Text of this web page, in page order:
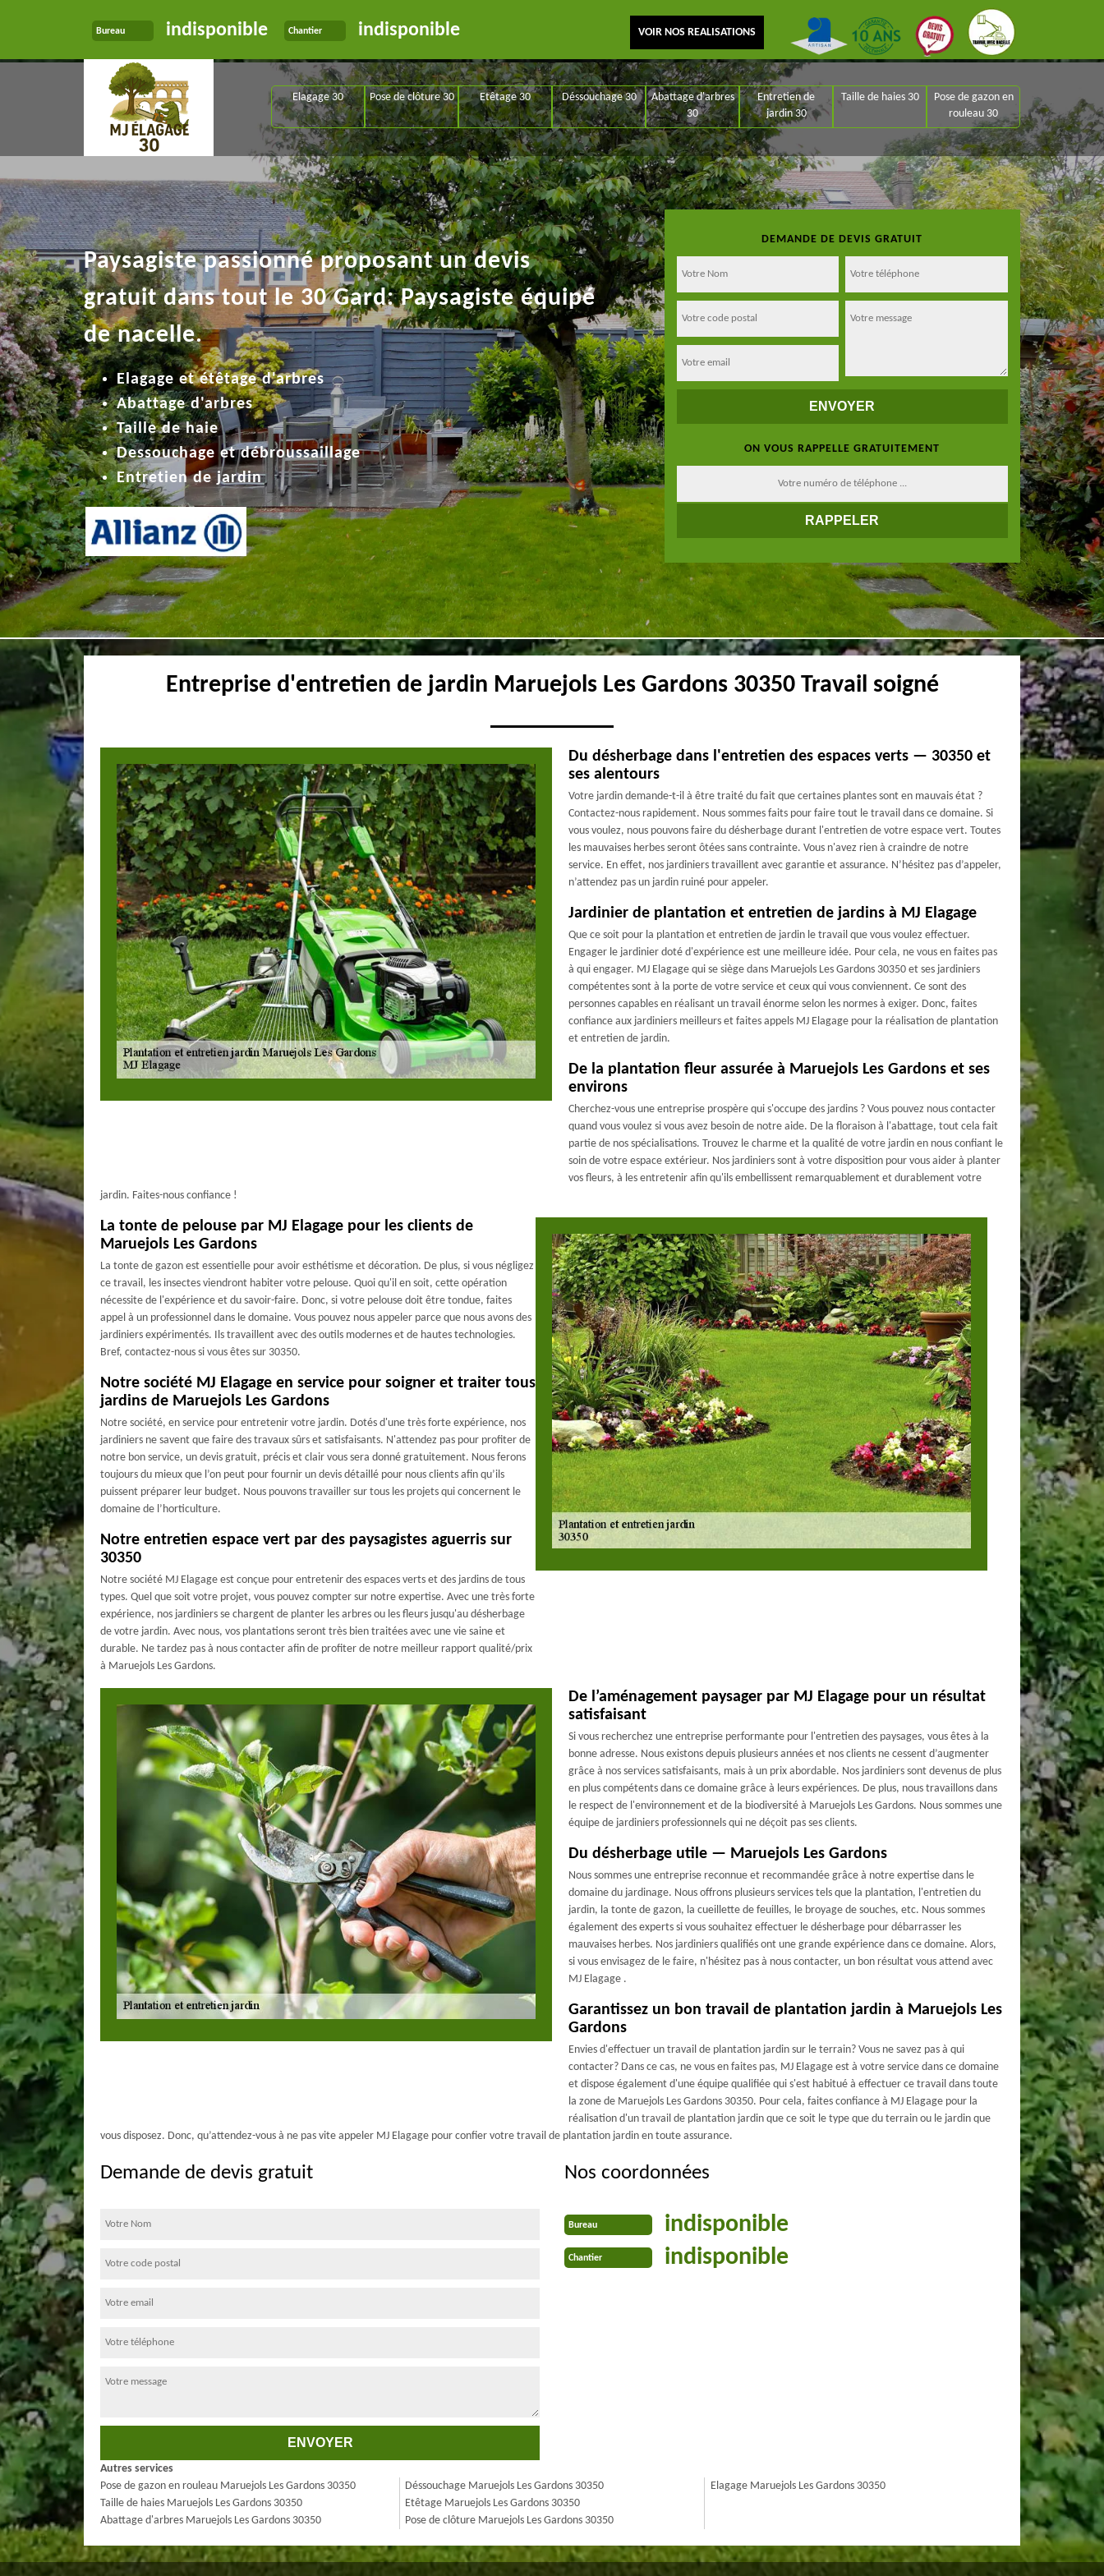
Bureau indisponible Chantier indisponible VOIR NOS REALISATIONS
Elagage 30 Pose de clôture 30 Etêtage 30 Déssouchage 30
Abattage d'arbres
30
Entretien de
jardin 30
Taille de haies 30
Pose de gazon en
rouleau 30
DEMANDE DE DEVIS GRATUIT
ON VOUS RAPPELLE GRATUITEMENT
Paysagiste passionné proposant un devis
gratuit dans tout le 30 Gard: Paysagiste équipé
de nacelle.
Elagage et étêtage d'arbres
Abattage d'arbres
Taille de haie
Dessouchage et débroussaillage
Entretien de jardin
Entreprise d'entretien de jardin Maruejols Les Gardons 30350 Travail soigné
Du désherbage dans l'entretien des espaces verts — 30350 et
ses alentours
Votre jardin demande-t-il à être traité du fait que certaines plantes sont en mauvais état ?
Contactez-nous rapidement. Nous sommes faits pour faire tout le travail dans ce domaine. Si
vous voulez, nous pouvons faire du désherbage durant l'entretien de votre espace vert. Toutes
les mauvaises herbes seront ôtées sans contrainte. Vous n'avez rien à craindre de notre
service. En effet, nos jardiniers travaillent avec garantie et assurance. N’hésitez pas d’appeler,
n’attendez pas un jardin ruiné pour appeler.
Jardinier de plantation et entretien de jardins à MJ Elagage
Que ce soit pour la plantation et entretien de jardin le travail que vous voulez effectuer.
Engager le jardinier doté d'expérience est une meilleure idée. Pour cela, ne vous en faites pas
à qui engager. MJ Elagage qui se siège dans Maruejols Les Gardons 30350 et ses jardiniers
compétentes sont à la porte de votre service et ceux qui vous conviennent. Ce sont des
personnes capables en réalisant un travail énorme selon les normes à exiger. Donc, faites
confiance aux jardiniers meilleurs et faites appels MJ Elagage pour la réalisation de plantation
et entretien de jardin.
De la plantation fleur assurée à Maruejols Les Gardons et ses
environs
Cherchez-vous une entreprise prospère qui s'occupe des jardins ? Vous pouvez nous contacter
quand vous voulez si vous avez besoin de notre aide. De la floraison à l'abattage, tout cela fait
partie de nos spécialisations. Trouvez le charme et la qualité de votre jardin en nous confiant le
soin de votre espace extérieur. Nos jardiniers sont à votre disposition pour vous aider à planter
vos fleurs, à les entretenir afin qu'ils embellissent remarquablement et durablement votre
jardin. Faites-nous confiance !
La tonte de pelouse par MJ Elagage pour les clients de
Maruejols Les Gardons
La tonte de gazon est essentielle pour avoir esthétisme et décoration. De plus, si vous négligez
ce travail, les insectes viendront habiter votre pelouse. Quoi qu'il en soit, cette opération
nécessite de l'expérience et du savoir-faire. Donc, si votre pelouse doit être tondue, faites
appel à un professionnel dans le domaine. Vous pouvez nous appeler parce que nous avons des
jardiniers expérimentés. Ils travaillent avec des outils modernes et de hautes technologies.
Bref, contactez-nous si vous êtes sur 30350.
Notre société MJ Elagage en service pour soigner et traiter tous
jardins de Maruejols Les Gardons
Notre société, en service pour entretenir votre jardin. Dotés d'une très forte expérience, nos
jardiniers ne savent que faire des travaux sûrs et satisfaisants. N'attendez pas pour profiter de
notre bon service, un devis gratuit, précis et clair vous sera donné gratuitement. Nous ferons
toujours du mieux que l’on peut pour fournir un devis détaillé pour nous clients afin qu’ils
puissent préparer leur budget. Nous pouvons travailler sur tous les projets qui concernent le
domaine de l’horticulture.
Notre entretien espace vert par des paysagistes aguerris sur
30350
Notre société MJ Elagage est conçue pour entretenir des espaces verts et des jardins de tous
types. Quel que soit votre projet, vous pouvez compter sur notre expertise. Avec une très forte
expérience, nos jardiniers se chargent de planter les arbres ou les fleurs jusqu'au désherbage
de votre jardin. Avec nous, vos plantations seront très bien traitées avec une vie saine et
durable. Ne tardez pas à nous contacter afin de profiter de notre meilleur rapport qualité/prix
à Maruejols Les Gardons.
De l’aménagement paysager par MJ Elagage pour un résultat
satisfaisant
Si vous recherchez une entreprise performante pour l'entretien des paysages, vous êtes à la
bonne adresse. Nous existons depuis plusieurs années et nos clients ne cessent d’augmenter
grâce à nos services satisfaisants, mais à un prix abordable. Nos jardiniers sont devenus de plus
en plus compétents dans ce domaine grâce à leurs expériences. De plus, nous travaillons dans
le respect de l'environnement et de la biodiversité à Maruejols Les Gardons. Nous sommes une
équipe de jardiniers professionnels qui ne déçoit pas ses clients.
Du désherbage utile — Maruejols Les Gardons
Nous sommes une entreprise reconnue et recommandée grâce à notre expertise dans le
domaine du jardinage. Nous offrons plusieurs services tels que la plantation, l'entretien du
jardin, la tonte de gazon, la cueillette de feuilles, le broyage de souches, etc. Nous sommes
également des experts si vous souhaitez effectuer le désherbage pour débarrasser les
mauvaises herbes. Nos jardiniers qualifiés ont une grande expérience dans ce domaine. Alors,
si vous envisagez de le faire, n'hésitez pas à nous contacter, un bon résultat vous attend avec
MJ Elagage .
Garantissez un bon travail de plantation jardin à Maruejols Les
Gardons
Envies d'effectuer un travail de plantation jardin sur le terrain? Vous ne savez pas à qui
contacter? Dans ce cas, ne vous en faites pas, MJ Elagage est à votre service dans ce domaine
et dispose également d'une équipe qualifiée qui s'est habitué à effectuer ce travail dans toute
la zone de Maruejols Les Gardons 30350. Pour cela, faites confiance à MJ Elagage pour la
réalisation d'un travail de plantation jardin que ce soit le type que du terrain ou le jardin que
vous disposez. Donc, qu’attendez-vous à ne pas vite appeler MJ Elagage pour confier votre travail de plantation jardin en toute assurance.
Demande de devis gratuit Nos coordonnées
Bureau indisponible
Chantier indisponible
Autres services
Pose de gazon en rouleau Maruejols Les Gardons 30350
Taille de haies Maruejols Les Gardons 30350
Abattage d'arbres Maruejols Les Gardons 30350
Déssouchage Maruejols Les Gardons 30350
Etêtage Maruejols Les Gardons 30350
Pose de clôture Maruejols Les Gardons 30350
Elagage Maruejols Les Gardons 30350